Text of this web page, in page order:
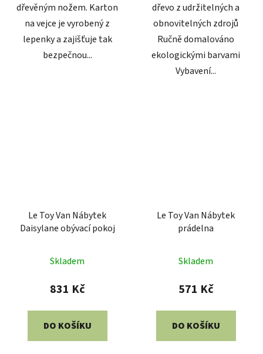
dřevěným nožem. Karton
na vejce je vyrobený z
lepenky a zajišťuje tak
bezpečnou...
dřevo z udržitelných a
obnovitelných zdrojů
Ručně domalováno
ekologickými barvami
Vybavení...
Le Toy Van Nábytek
Daisylane obývací pokoj
Skladem
831 Kč
DO KOŠÍKU
Le Toy Van Nábytek
prádelna
Skladem
571 Kč
DO KOŠÍKU